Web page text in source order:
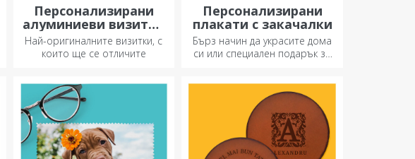
Персонализирани
алуминиеви визитни
картички
Най-оригиналните визитки, с
които ще се отличите
Персонализирани
плакати с закачалки
Бърз начин да украсите дома
си или специален подарък за